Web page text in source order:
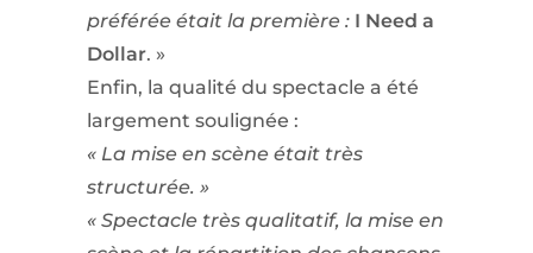
préférée était la première : I Need a
Dollar. »
Enfin, la qualité du spectacle a été
largement soulignée :
« La mise en scène était très
structurée. »
« Spectacle très qualitatif, la mise en